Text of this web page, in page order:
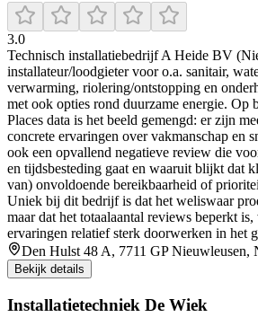
3.0
Technisch installatiebedrijf A Heide BV
installateur/loodgieter voor o.a. sanitair,
verwarming, riolering/ontstopping en
met ook opties rond duurzame energie. Op
Places data is het beeld gemengd: er zijn
concrete ervaringen over vakmanschap en
ook een opvallend negatieve review die
en tijdsbesteding gaat en waaruit blijkt dat
van) onvoldoende bereikbaarheid of
Uniek bij dit bedrijf is dat het weliswaar
maar dat het totaalaantal reviews beperkt
ervaringen relatief sterk doorwerken in het
Den Hulst 48 A, 7711 GP Nieuwleusen,
Bekijk details
Installatietechniek De Wiek